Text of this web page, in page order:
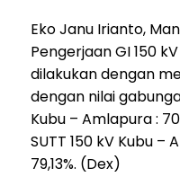
Eko Janu Irianto,
Pengerjaan GI 150
dilakukan dengan
dengan nilai
Kubu – Amlapura :
SUTT 150 kV Kubu –
79,13%. (Dex)